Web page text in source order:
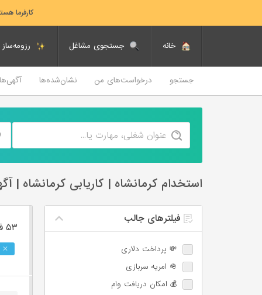
کارفرما
خانه جستجوی مشاغل رزومه‌ساز
جستجو درخواست‌های من نشان‌شده‌ها
استخدام کرمانشاه | کاریابی کرمانشاه |
💸 پرداخت دلاری
🪖 امریه سربازی
💰 امکان دریافت وام
۵۳ فرصت ‌شغلی